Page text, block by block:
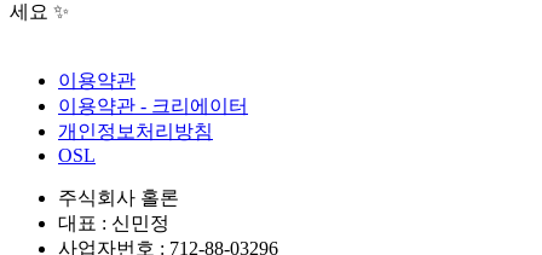
세요 ✨
이용약관
이용약관 - 크리에이터
개인정보처리방침
OSL
주식회사 홀론
대표 : 신민정
사업자번호 : 712-88-03296